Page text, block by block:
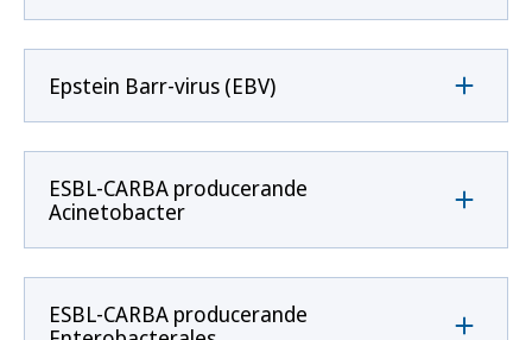
Epstein Barr-virus (EBV)
ESBL-CARBA producerande
Acinetobacter
ESBL-CARBA producerande